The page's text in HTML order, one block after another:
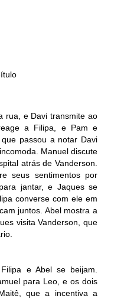
rua, e Davi transmite ao
a Filipa, e Pam e
passou a notar Davi
Manuel discute
atrás de Vanderson.
seus sentimentos por
jantar, e Jaques se
converse com ele em
juntos. Abel mostra a
visita Vanderson, que
e Abel se beijam.
para Leo, e os dois
que a incentiva a